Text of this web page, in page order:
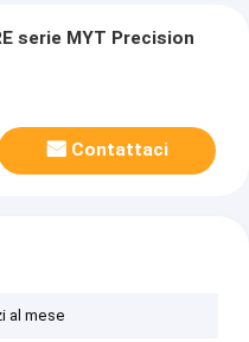
serie MYT Precision
Contattaci
al mese